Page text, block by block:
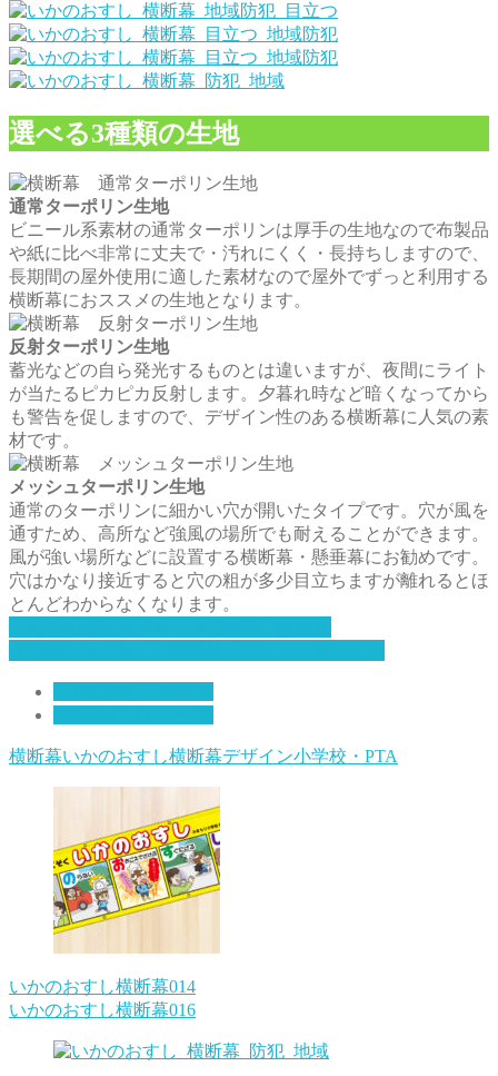
選べる3種類の生地
通常ターポリン生地
ビニール系素材の通常ターポリンは厚手の生地なので布製品
や紙に比べ非常に丈夫で・汚れにくく・長持ちしますので、
長期間の屋外使用に適した素材なので屋外でずっと利用する
横断幕におススメの生地となります。
反射ターポリン生地
蓄光などの自ら発光するものとは違いますが、夜間にライト
が当たるピカピカ反射します。夕暮れ時など暗くなってから
も警告を促しますので、デザイン性のある横断幕に人気の素
材です。
メッシュターポリン生地
通常のターポリンに細かい穴が開いたタイプです。穴が風を
通すため、高所など強風の場所でも耐えることができます。
風が強い場所などに設置する横断幕・懸垂幕にお勧めです。
穴はかなり接近すると穴の粗が多少目立ちますが離れるとほ
とんどわからなくなります。
横断幕いかのおすし横断幕デザイン小学校・PTA
いかのおすし横断幕014
いかのおすし横断幕016